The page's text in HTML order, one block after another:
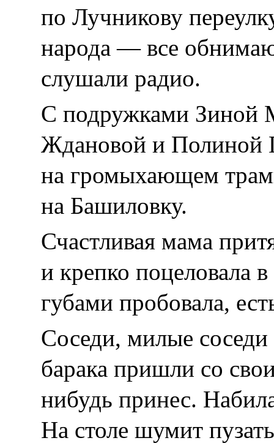
по Лучникову
народа — все
слушали радио.
С подружками Зиной
Ждановой и Полиной
на громыхающем
на Башиловку.
Счастливая мама
и крепко поцеловала в
губами пробовала,
Соседи, милые
барака пришли со
нибудь принес.
На столе шумит